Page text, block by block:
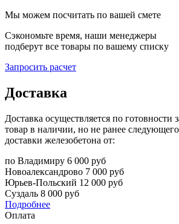
Мы можем посчитать по вашей смете
Сэкономьте время, наши менеджеры
подберут все товары по вашему списку
Запросить расчет
Доставка
Доставка осуществляется по готовности
товар в наличии, но не ранее
доставки железобетона от:
по Владимиру 6 000 руб
Новоалександрово 7 000 руб
Юрьев-Польский 12 000 руб
Суздаль 8 000 руб
Подробнее
Оплата